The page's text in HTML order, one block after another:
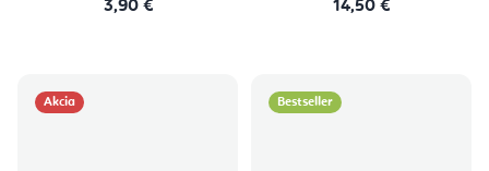
3,90 €
14,50 €
Akcia Bestseller